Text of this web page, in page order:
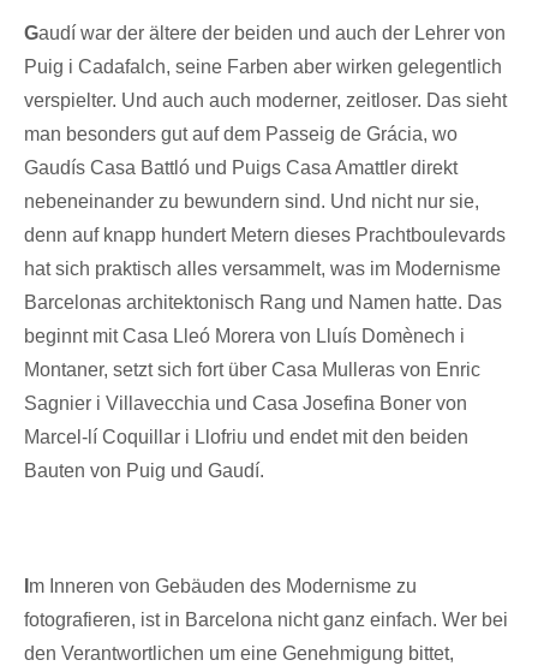
Gaudí war der ältere der beiden und auch der Lehrer von
Puig i Cadafalch, seine Farben aber wirken gelegentlich
verspielter. Und auch auch moderner, zeitloser. Das sieht
man besonders gut auf dem Passeig de Grácia, wo
Gaudís Casa Battló und Puigs Casa Amattler direkt
nebeneinander zu bewundern sind. Und nicht nur sie,
denn auf knapp hundert Metern dieses Prachtboulevards
hat sich praktisch alles versammelt, was im Modernisme
Barcelonas architektonisch Rang und Namen hatte. Das
beginnt mit Casa Lleó Morera von Lluís Domènech i
Montaner, setzt sich fort über Casa Mulleras von Enric
Sagnier i Villavecchia und Casa Josefina Boner von
Marcel-lí Coquillar i Llofriu und endet mit den beiden
Bauten von Puig und Gaudí.
m Inneren von Gebäuden des Modernisme zu
fotografieren, ist in Barcelona nicht ganz einfach. Wer bei
den Verantwortlichen um eine Genehmigung bittet,